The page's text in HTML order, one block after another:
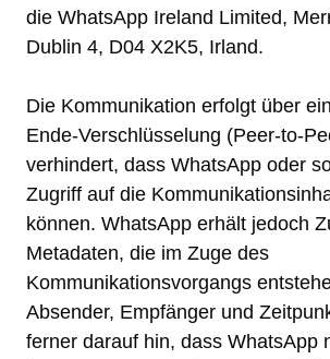
die WhatsApp Ireland Limited,
Dublin 4, D04 X2K5, Irland.
Die Kommunikation erfolgt über
Ende-Verschlüsselung (Peer-to-
verhindert, dass WhatsApp oder
Zugriff auf die
können. WhatsApp erhält jedoch
Metadaten, die im Zuge des
Kommunikationsvorgangs
Absender, Empfänger und
ferner darauf hin, dass WhatsApp